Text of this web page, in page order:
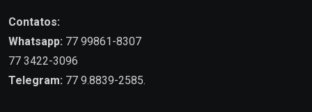
Contatos:
Whatsapp: 77 99861-8307
77 3422-3096
Telegram: 77 9.8839-2585.